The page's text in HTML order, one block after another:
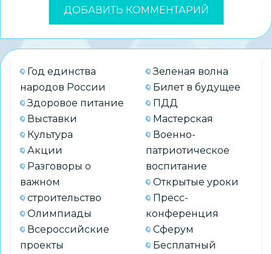
Год единства
народов России
Здоровое питание
Выставки
Культура
Акции
Разговоры о
важном
строительство
Олимпиады
Всероссийские
проекты
Зеленая волна
Билет в будущее
ПДД
Мастерская
Военно-
патриотическое
воспитание
Открытые уроки
Пресс-
конференция
Сферум
Бесплатный